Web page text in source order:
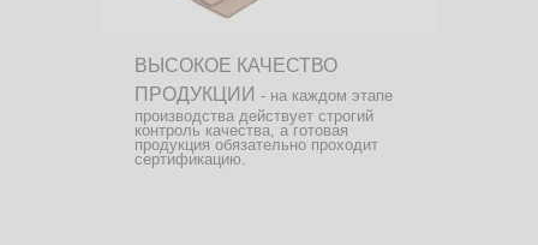
ВЫСОКОЕ КАЧЕСТВО
ПРОДУКЦИИ - на каждом этапе
производства действует строгий
контроль качества, а готовая
продукция обязательно проходит
сертификацию.